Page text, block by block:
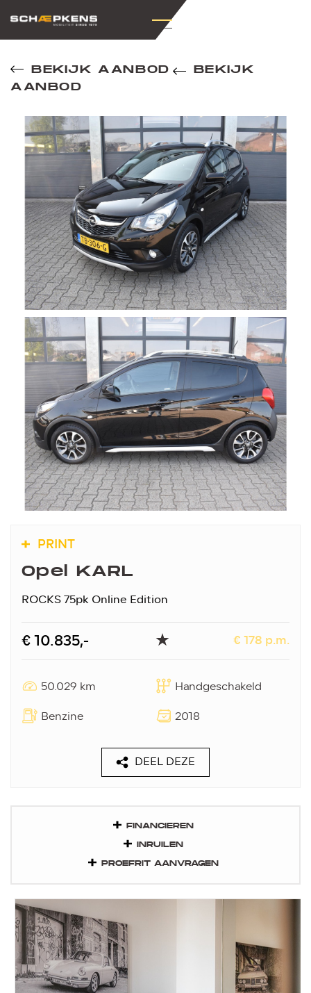
BEKIJK AANBOD
BEKIJK
AANBOD
PRINT
Opel KARL
ROCKS 75pk Online Edition
€ 10.835,- € 178 p.m.
50.029 km
Handgeschakeld
Benzine
2018
DEEL DEZE
FINANCIEREN
INRUILEN
PROEFRIT AANVRAGEN